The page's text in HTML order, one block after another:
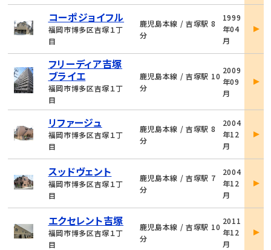
コーポジョイフル
福岡市博多区吉塚１丁
目
鹿児島本線 / 吉塚駅 8
分
1999
年04
月
詳
フリーディア吉塚
ブライエ
福岡市博多区吉塚１丁
目
鹿児島本線 / 吉塚駅 10
分
2009
年09
月
詳
リファージュ
福岡市博多区吉塚１丁
目
鹿児島本線 / 吉塚駅 8
分
2004
年12
月
詳
スッドヴェント
福岡市博多区吉塚１丁
目
鹿児島本線 / 吉塚駅 7
分
2004
年12
月
詳
エクセレント吉塚
福岡市博多区吉塚１丁
目
鹿児島本線 / 吉塚駅 10
分
2011
年12
月
詳